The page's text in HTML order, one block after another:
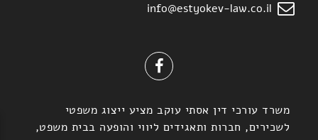
info@estyokev-law.co.il
משרד עורכי דין אסתי עוקב מציע ייצוג משפטי
לשכירים, חברות ותאגידים ליווי והופעה בבית משפט,